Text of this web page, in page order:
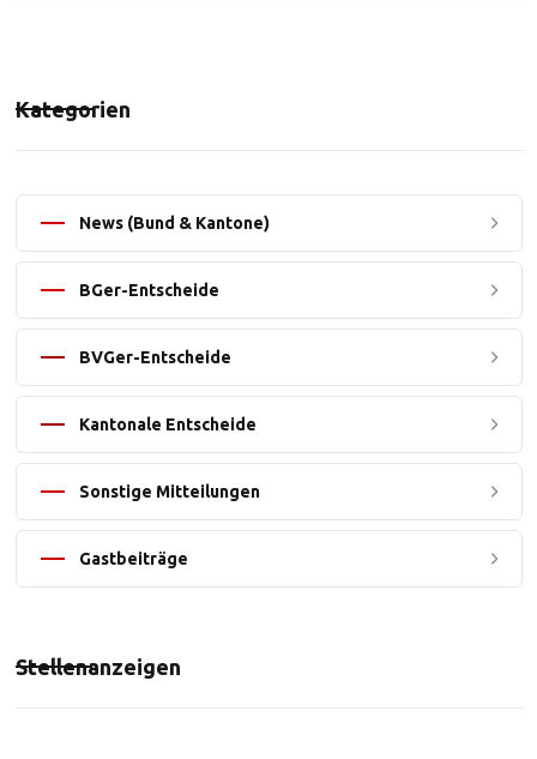
Kategorien
News (Bund & Kantone)
BGer-Entscheide
BVGer-Entscheide
Kantonale Entscheide
Sonstige Mitteilungen
Gastbeiträge
Stellenanzeigen